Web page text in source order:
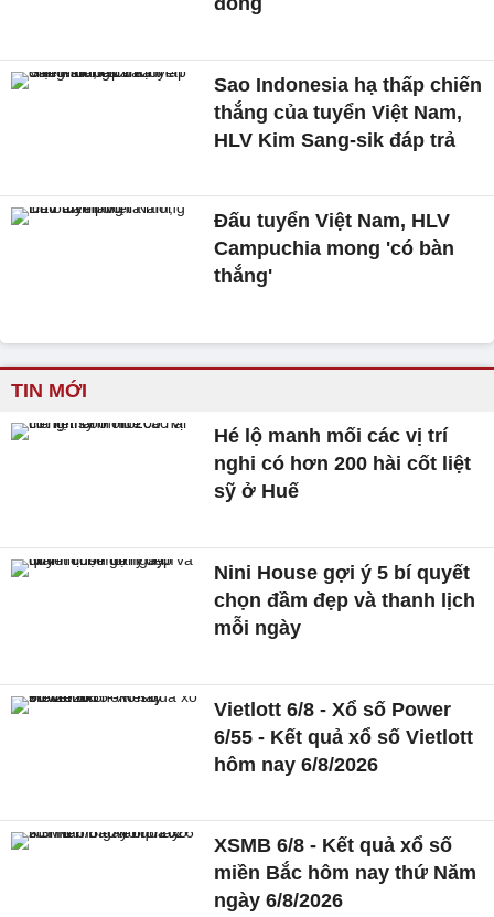
Sao Indonesia hạ thấp chiến
thắng của tuyển Việt Nam,
HLV Kim Sang-sik đáp trả
Đấu tuyển Việt Nam, HLV
Campuchia mong 'có bàn
thắng'
TIN MỚI
Hé lộ manh mối các vị trí
nghi có hơn 200 hài cốt liệt
sỹ ở Huế
Nini House gợi ý 5 bí quyết
chọn đầm đẹp và thanh lịch
mỗi ngày
Vietlott 6/8 - Xổ số Power
6/55 - Kết quả xổ số Vietlott
hôm nay 6/8/2026
XSMB 6/8 - Kết quả xổ số
miền Bắc hôm nay thứ Năm
ngày 6/8/2026